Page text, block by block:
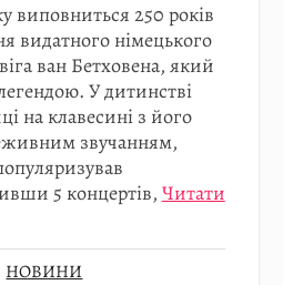
виповниться 250 років
видатного німецького
ван Бетховена, який
У дитинстві
на клавесині з його
звучанням,
5 концертів, Читати
НОВИНИ